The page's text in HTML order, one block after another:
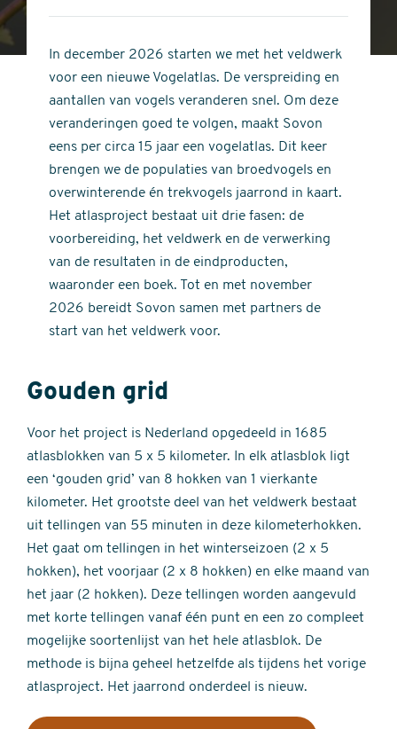
stars
of
stars
In december 2026 starten we met het veldwerk
voor een nieuwe Vogelatlas. De verspreiding en
aantallen van vogels veranderen snel. Om deze
veranderingen goed te volgen, maakt Sovon
eens per circa 15 jaar een vogelatlas. Dit keer
brengen we de populaties van broedvogels en
overwinterende én trekvogels jaarrond in kaart.
Het atlasproject bestaat uit drie fasen: de
voorbereiding, het veldwerk en de verwerking
van de resultaten in de eindproducten,
waaronder een boek. Tot en met november
2026 bereidt Sovon samen met partners de
start van het veldwerk voor.
Gouden grid
Voor het project is Nederland opgedeeld in 1685
atlasblokken van 5 x 5 kilometer. In elk atlasblok ligt
een ‘gouden grid’ van 8 hokken van 1 vierkante
kilometer. Het grootste deel van het veldwerk bestaat
uit tellingen van 55 minuten in deze kilometerhokken.
Het gaat om tellingen in het winterseizoen (2 x 5
hokken), het voorjaar (2 x 8 hokken) en elke maand van
het jaar (2 hokken). Deze tellingen worden aangevuld
met korte tellingen vanaf één punt en een zo compleet
mogelijke soortenlijst van het hele atlasblok. De
methode is bijna geheel hetzelfde als tijdens het vorige
atlasproject. Het jaarrond onderdeel is nieuw.